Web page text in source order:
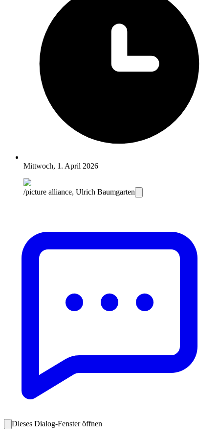
Mittwoch, 1. April 2026
/picture alliance, Ulrich Baumgarten
Dieses Dialog-Fenster öffnen